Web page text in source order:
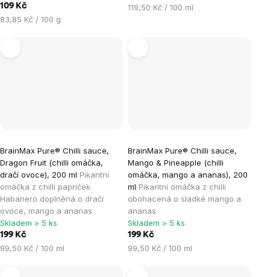
109 Kč
Měrná
83,85 Kč / 100 g
Měrná
119,50 Kč / 100 ml
BrainMax Pure® Chilli sauce,
Dragon Fruit (chilli omáčka,
dračí ovoce), 200 ml Pikantní
omáčka z chilli papriček
Habanero doplněná o dračí
ovoce, mango a ananas
Skladem > 5 ks
199 Kč
Měrná
99,50 Kč / 100 ml
BrainMax Pure® Chilli sauce,
Mango & Pineapple (chilli
omáčka, mango a ananas), 200
ml Pikantní omáčka z chilli
obohacená o sladké mango a
ananas
Skladem > 5 ks
199 Kč
Měrná
99,50 Kč / 100 ml